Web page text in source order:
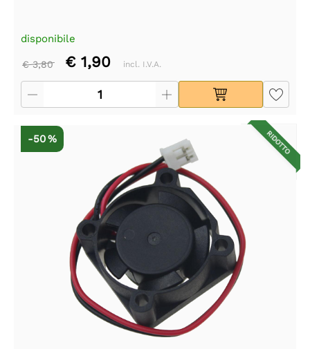
disponibile
€ 3,80 € 1,90 incl. I.V.A.
RIDOTTO
-50 %